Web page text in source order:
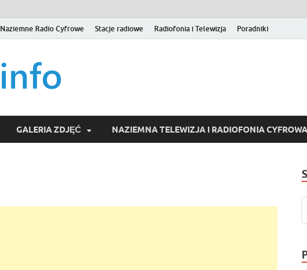
Naziemne Radio Cyfrowe Stacje radiowe Radiofonia i Telewizja Poradniki
Wideo online, VOD
GALERIA ZDJĘĆ NAZIEMNA TELEWIZJA I RADIOFONIA CYFROWA